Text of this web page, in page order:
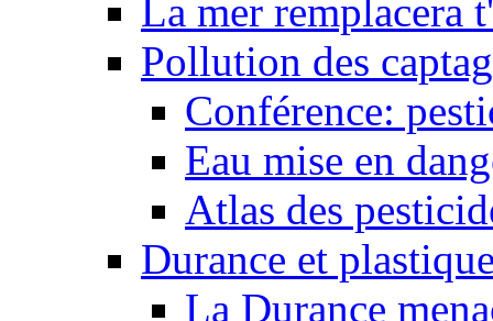
La mer remplacera
Pollution des
Conférence:
Eau mise en
Atlas des
Durance et
La Durance